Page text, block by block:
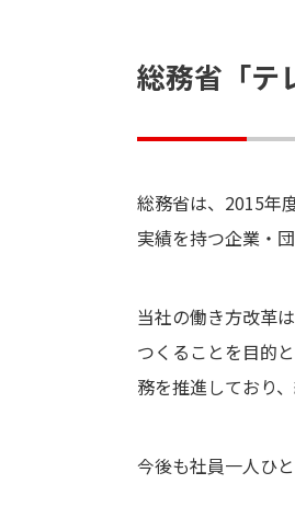
総務省「テ
総務省は、2015年
実績を持つ企業・
当社の働き方改革
つくることを目的
務を推進しており
今後も社員一人ひ